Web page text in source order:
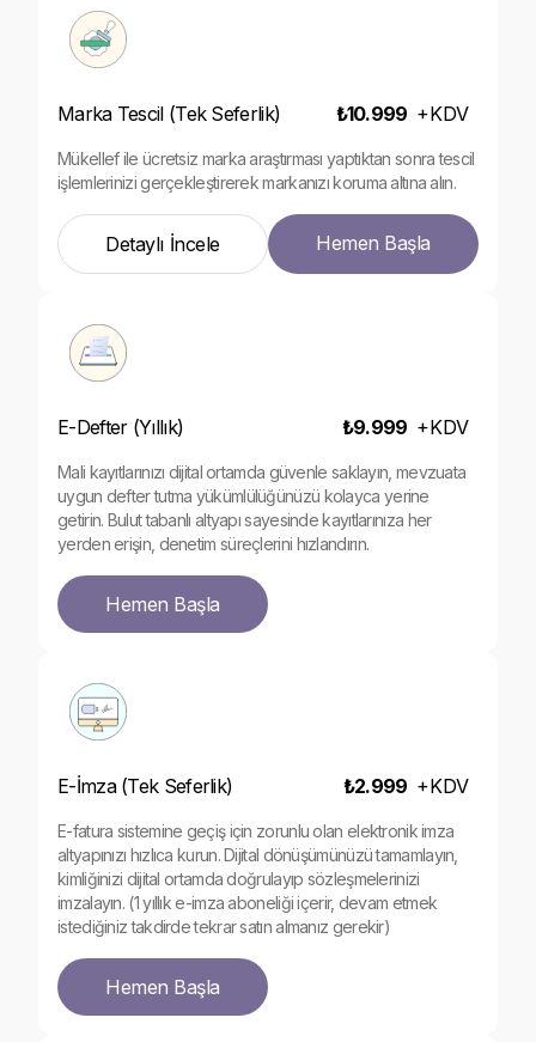
Marka Tescil (Tek Seferlik) ₺10.999 +KDV
Mükellef ile ücretsiz marka araştırması yaptıktan sonra tescil
işlemlerinizi gerçekleştirerek markanızı koruma altına alın.
Detaylı İncele Hemen Başla
E-Defter (Yıllık) ₺9.999 +KDV
Mali kayıtlarınızı dijital ortamda güvenle saklayın, mevzuata
uygun defter tutma yükümlülüğünüzü kolayca yerine
getirin. Bulut tabanlı altyapı sayesinde kayıtlarınıza her
yerden erişin, denetim süreçlerini hızlandırın.
Hemen Başla
E-İmza (Tek Seferlik) ₺2.999 +KDV
E-fatura sistemine geçiş için zorunlu olan elektronik imza
altyapınızı hızlıca kurun. Dijital dönüşümünüzü tamamlayın,
kimliğinizi dijital ortamda doğrulayıp sözleşmelerinizi
imzalayın. (1 yıllık e-imza aboneliği içerir, devam etmek
istediğiniz takdirde tekrar satın almanız gerekir)
Hemen Başla